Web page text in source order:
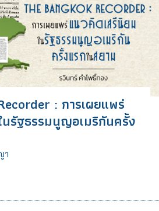
: การเผยแพร่
รัฐธรรมนูญอเมริกันครั้ง
า